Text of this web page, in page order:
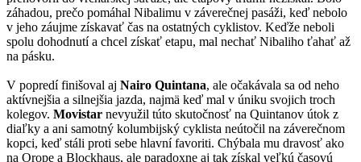
záhadou, prečo pomáhal Nibalimu v záverečnej pasáži, keď nebolo
v jeho záujme získavať čas na ostatných cyklistov. Keďže neboli
spolu dohodnutí a chcel získať etapu, mal nechať Nibaliho ťahať až
na pásku.
V popredí finišoval aj Nairo Quintana, ale očakávala sa od neho
aktívnejšia a silnejšia jazda, najmä keď mal v úniku svojich troch
kolegov. Movistar nevyužil túto skutočnosť na Quintanov útok z
diaľky a ani samotný kolumbijský cyklista neútočil na záverečnom
kopci, keď stáli proti sebe hlavní favoriti. Chýbala mu dravosť ako
na Orope a Blockhaus, ale paradoxne aj tak získal veľkú časovú